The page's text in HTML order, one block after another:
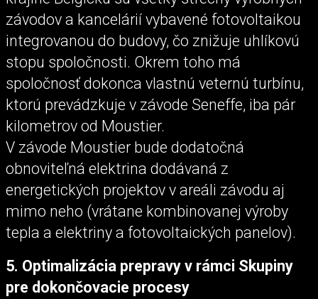
závodov a kancelárií vybavené fotovoltaikou
integrovanou do budovy, čo znižuje uhlíkovú
stopu spoločnosti. Okrem toho má
spoločnosť dokonca vlastnú veternú turbínu,
ktorú prevádzkuje v závode Seneffe, iba pár
kilometrov od Moustier.
V závode Moustier bude dodatočná
obnoviteľná elektrina dodávaná z
energetických projektov v areáli závodu aj
mimo neho (vrátane kombinovanej výroby
tepla a elektriny a fotovoltaických panelov).
5. Optimalizácia prepravy v rámci Skupiny
pre dokončovacie procesy